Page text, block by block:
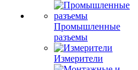
Промышленные
разъемы
Измерители